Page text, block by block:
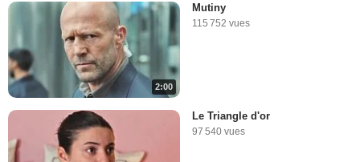
2:00
Mutiny
115 752 vues
Le Triangle d'or
97 540 vues